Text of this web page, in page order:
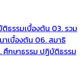
ธรรมเบื้องต้น 03. รวม
าเบื้องต้น 06. สมาธิ
ศึกษาธรรม ปฏิบัติธรรม